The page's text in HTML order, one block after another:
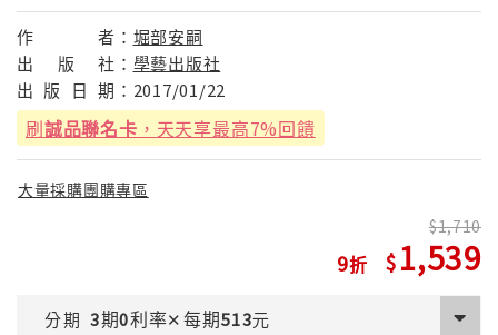
作 者： 堀部安嗣
出
版 社： 學藝出版社
出 版 日 期： 2017/01/22
刷誠品聯名卡 ，天天享最高7%回饋
大量採購團購專區
9
1,710
1,539
分期 3期0利率✕每期513元